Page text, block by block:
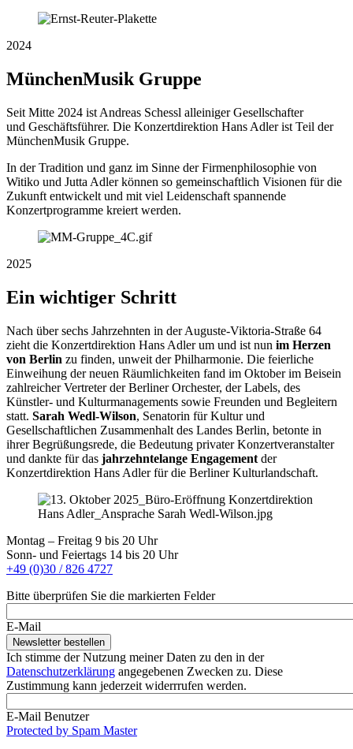
2024
MünchenMusik Gruppe
Seit Mitte 2024 ist Andreas Schessl alleiniger Gesellschafter
und Geschäftsführer. Die Konzertdirektion Hans Adler ist Teil der
MünchenMusik Gruppe.
In der Tradition und ganz im Sinne der Firmenphilosophie von
Witiko und Jutta Adler können so gemeinschaftlich Visionen für die
Zukunft entwickelt und mit viel Leidenschaft spannende
Konzertprogramme kreiert werden.
2025
Ein wichtiger Schritt
Nach über sechs Jahrzehnten in der Auguste-Viktoria-Straße 64
zieht die Konzertdirektion Hans Adler um und ist nun im Herzen
von Berlin zu finden, unweit der Philharmonie. Die feierliche
Einweihung der neuen Räumlichkeiten fand im Oktober im Beisein
zahlreicher Vertreter der Berliner Orchester, der Labels, des
Künstler- und Kulturmanagements sowie Freunden und Begleitern
statt. Sarah Wedl-Wilson, Senatorin für Kultur und
Gesellschaftlichen Zusammenhalt des Landes Berlin, betonte in
ihrer Begrüßungsrede, die Bedeutung privater Konzertveranstalter
und dankte für das jahrzehntelange Engagement der
Konzertdirektion Hans Adler für die Berliner Kulturlandschaft.
Montag – Freitag 9 bis 20 Uhr
Sonn- und Feiertags 14 bis 20 Uhr
+49 (0)30 / 826 4727
Bitte überprüfen Sie die markierten Felder
E-Mail
Ich stimme der Nutzung meiner Daten zu den in der
Datenschutzerklärung angegebenen Zwecken zu. Diese
Zustimmung kann jederzeit widerrrufen werden.
E-Mail Benutzer
Protected by Spam Master